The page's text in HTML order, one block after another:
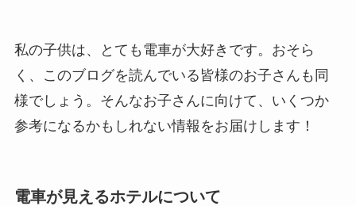
私の子供は、とても電車が大好きです。おそら
く、このブログを読んでいる皆様のお子さんも同
様でしょう。そんなお子さんに向けて、いくつか
参考になるかもしれない情報をお届けします！
電車が見えるホテルについて